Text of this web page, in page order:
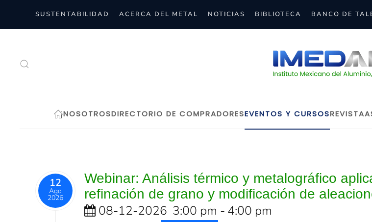
Skip to main content
SUSTENTABILIDAD ACERCA DEL METAL NOTICIAS BIBLIOTECA BANCO DE
NOSOTROSDIRECTORIO DE COMPRADORESEVENTOS Y CURSOSREVISTA
12
Ago
2026
Webinar: Análisis térmico y metalográfico
refinación de grano y modificación de
08-12-2026 3:00 pm - 4:00 pm